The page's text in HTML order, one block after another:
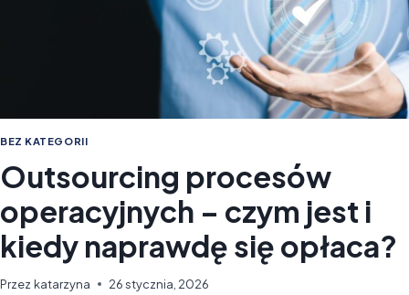
BEZ KATEGORII
Outsourcing procesów
operacyjnych – czym jest i
kiedy naprawdę się opłaca?
Przez katarzyna 26 stycznia, 2026